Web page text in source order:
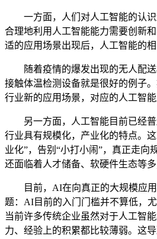
一方面，人们对人工智能的认识
合理地利用人工智能能力需要创新
适的应用场景出现后，人工智能的
随着疫情的爆发出现的无人配送
接触体温检测设备就是很好的例子
行业新的应用场景，对应的人工智能
另一方面，人工智能目前已经普
行业具有规模化，产业化的特点。
业化”，告别“小打小闹”，真正走向
还面临着人才储备、软硬件生态等多
目前，AI在向真正的大规模应用
题：AI目前的入门门槛并不算低，
当前许多传统企业虽然对于人工智
力、经验上的积累都比较薄弱。这